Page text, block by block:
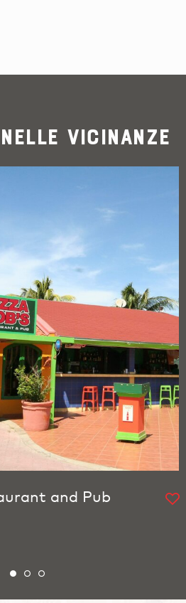
vicinanze
and Pub